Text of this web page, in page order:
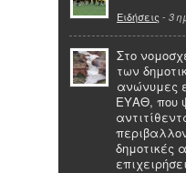
Ειδήσεις - 3
Στο
των
ανώνυμες
ΕΥΑΘ, που
δημοτικές